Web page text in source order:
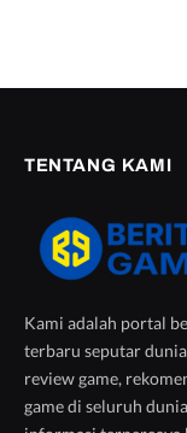
TENTANG KAMI
Kami adalah portal
terbaru seputar
review game,
game di seluruh